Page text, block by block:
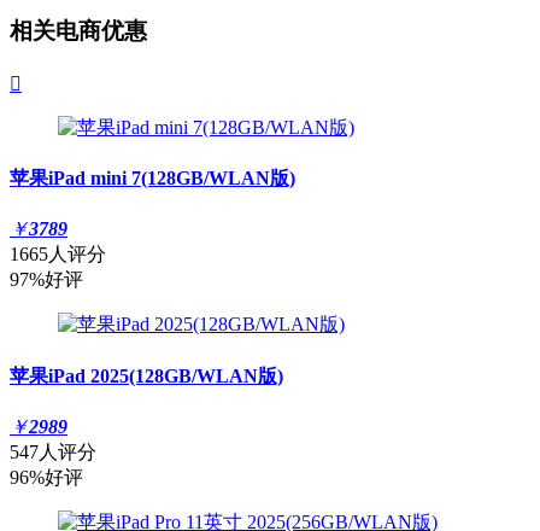
相关电商优惠

苹果iPad mini 7(128GB/WLAN版)
￥3789
1665人评分
97%好评
苹果iPad 2025(128GB/WLAN版)
￥2989
547人评分
96%好评